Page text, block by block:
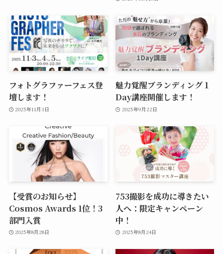
フォトグラファーフェス登
壇します！
2025年11月3日
魅力覚醒ブランディング１
Day講座開催します！
2025年9月22日
【受賞のお知らせ】
Cosmos Awards 1位！3
部門入賞
2025年8月28日
753撮影を成功に導きたい
人へ：限定キャンペーン
中！
2025年8月24日